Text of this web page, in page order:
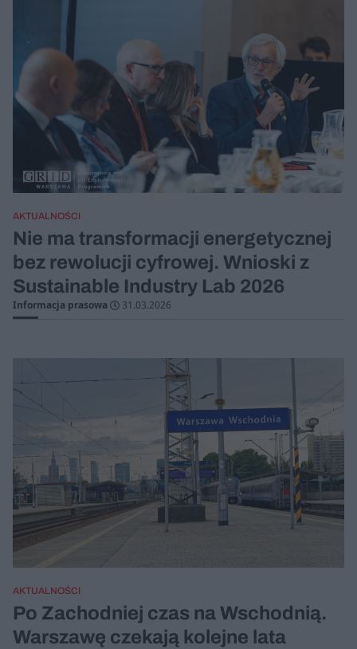
AKTUALNOŚCI
Nie ma transformacji energetycznej
bez rewolucji cyfrowej. Wnioski z
Sustainable Industry Lab 2026
Informacja prasowa 31.03.2026
AKTUALNOŚCI
Po Zachodniej czas na Wschodnią.
Warszawę czekają kolejne lata